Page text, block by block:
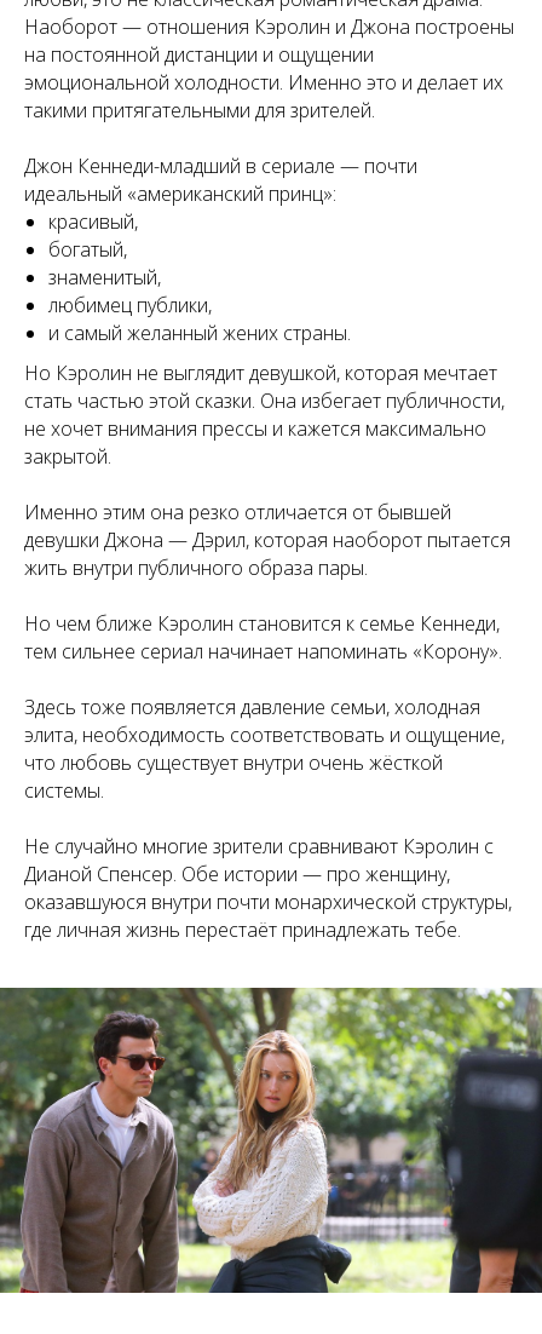
Наоборот — отношения Кэролин и Джона построены
на постоянной дистанции и ощущении
эмоциональной холодности. Именно это и делает их
такими притягательными для зрителей.
Джон Кеннеди-младший в сериале — почти
идеальный «американский принц»:
красивый,
богатый,
знаменитый,
любимец публики,
и самый желанный жених страны.
Но Кэролин не выглядит девушкой, которая мечтает
стать частью этой сказки. Она избегает публичности,
не хочет внимания прессы и кажется максимально
закрытой.
Именно этим она резко отличается от бывшей
девушки Джона — Дэрил, которая наоборот пытается
жить внутри публичного образа пары.
Но чем ближе Кэролин становится к семье Кеннеди,
тем сильнее сериал начинает напоминать «Корону».
Здесь тоже появляется давление семьи, холодная
элита, необходимость соответствовать и ощущение,
что любовь существует внутри очень жёсткой
системы.
Не случайно многие зрители сравнивают Кэролин с
Дианой Спенсер. Обе истории — про женщину,
оказавшуюся внутри почти монархической структуры,
где личная жизнь перестаёт принадлежать тебе.